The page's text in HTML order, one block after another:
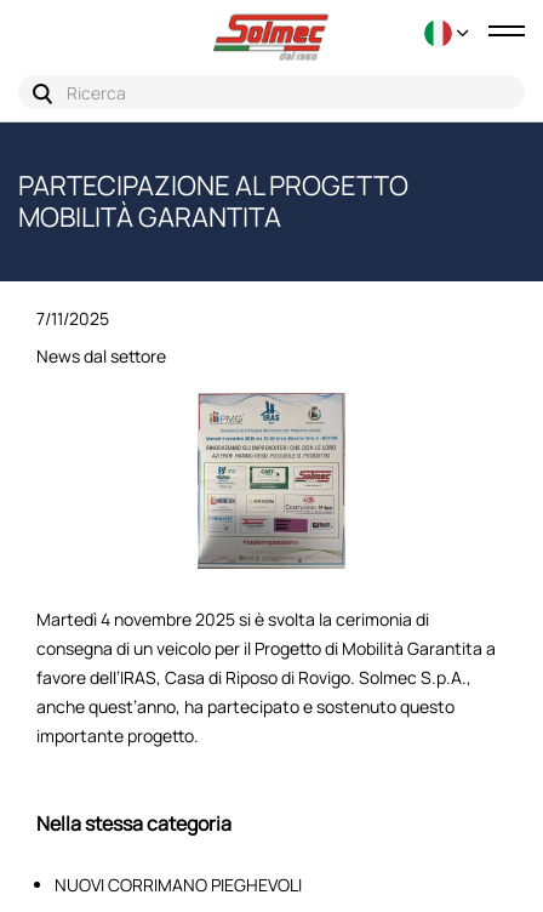
PARTECIPAZIONE AL PROGETTO
MOBILITÀ GARANTITA
7/11/2025
News dal settore
Martedì 4 novembre 2025 si è svolta la cerimonia di
consegna di un veicolo per il Progetto di Mobilità Garantita a
favore dell’IRAS, Casa di Riposo di Rovigo. Solmec S.p.A.,
anche quest’anno, ha partecipato e sostenuto questo
importante progetto.
Nella stessa categoria
NUOVI CORRIMANO PIEGHEVOLI